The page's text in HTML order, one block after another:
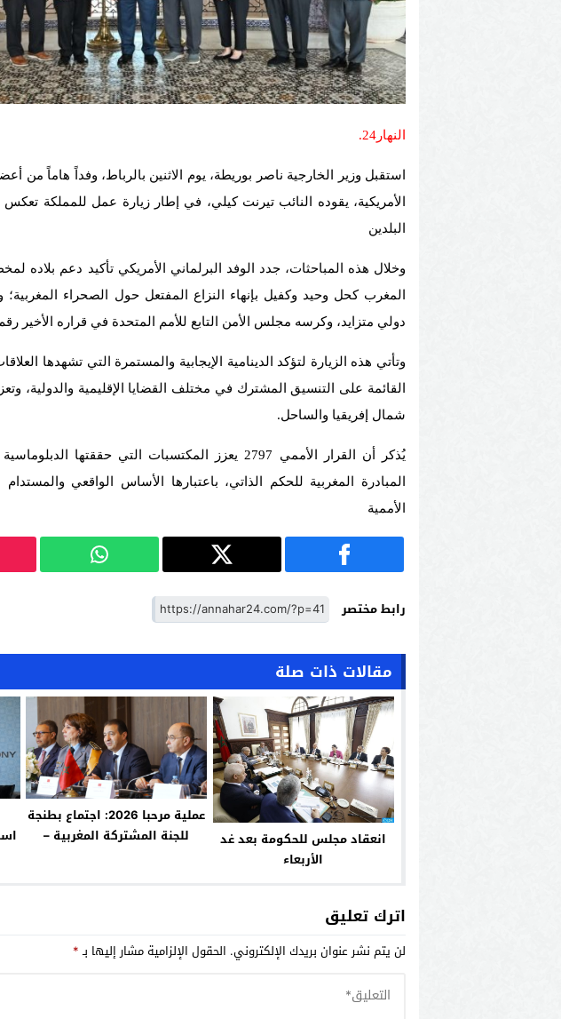
النهار24.
استقبل وزير الخارجية ناصر بوريطة، يوم الاثنين بالرباط، وفداً هاماً من
الأمريكية، يقوده النائب تيرنت كيلي، في إطار زيارة عمل للمملكة
البلدين
وخلال هذه المباحثات، جدد الوفد البرلماني الأمريكي تأكيد دعم بلاده
المغرب كحل وحيد وكفيل بإنهاء النزاع المفتعل حول الصحراء
دولي متزايد، وكرسه مجلس الأمن التابع للأمم المتحدة في قراره الأخير رقم
​وتأتي هذه الزيارة لتؤكد الدينامية الإيجابية والمستمرة التي تشهدها
القائمة على التنسيق المشترك في مختلف القضايا الإقليمية والدولية،
شمال إفريقيا والساحل.
​يُذكر أن القرار الأممي 2797 يعزز المكتسبات التي
المبادرة المغربية للحكم الذاتي، باعتبارها الأساس الواقعي
الأممية
رابط مختصر
مقالات ذات صلة
انعقاد مجلس للحكومة بعد غد
الأربعاء
عملية مرحبا 2026: اجتماع بطنجة
للجنة المشتركة المغربية –
اترك تعليق
لن يتم نشر عنوان بريدك الإلكتروني. الحقول الإلزامية مشار إليها بـ*